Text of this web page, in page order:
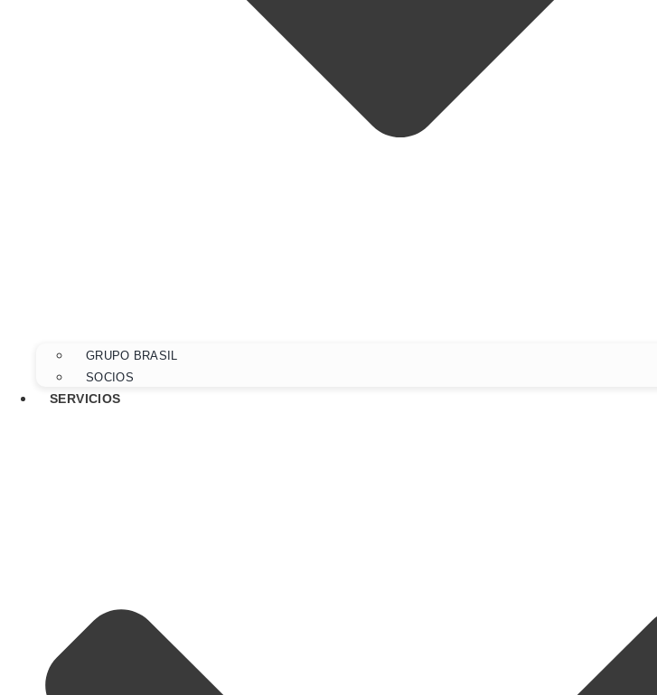
GRUPO BRASIL
SOCIOS
SERVICIOS